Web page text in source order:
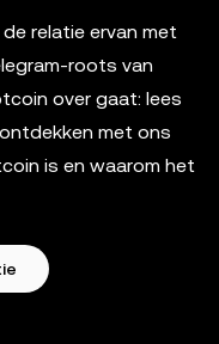
relatie ervan met
roots van
over gaat: lees
met ons
is en waarom het